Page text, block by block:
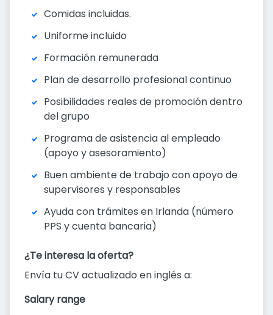
Comidas incluidas.
Uniforme incluido
Formación remunerada
Plan de desarrollo profesional continuo
Posibilidades reales de promoción dentro
del grupo
Programa de asistencia al empleado
(apoyo y asesoramiento)
Buen ambiente de trabajo con apoyo de
supervisores y responsables
Ayuda con trámites en Irlanda (número
PPS y cuenta bancaria)
¿Te interesa la oferta?
Envía tu CV actualizado en inglés a:
Salary range